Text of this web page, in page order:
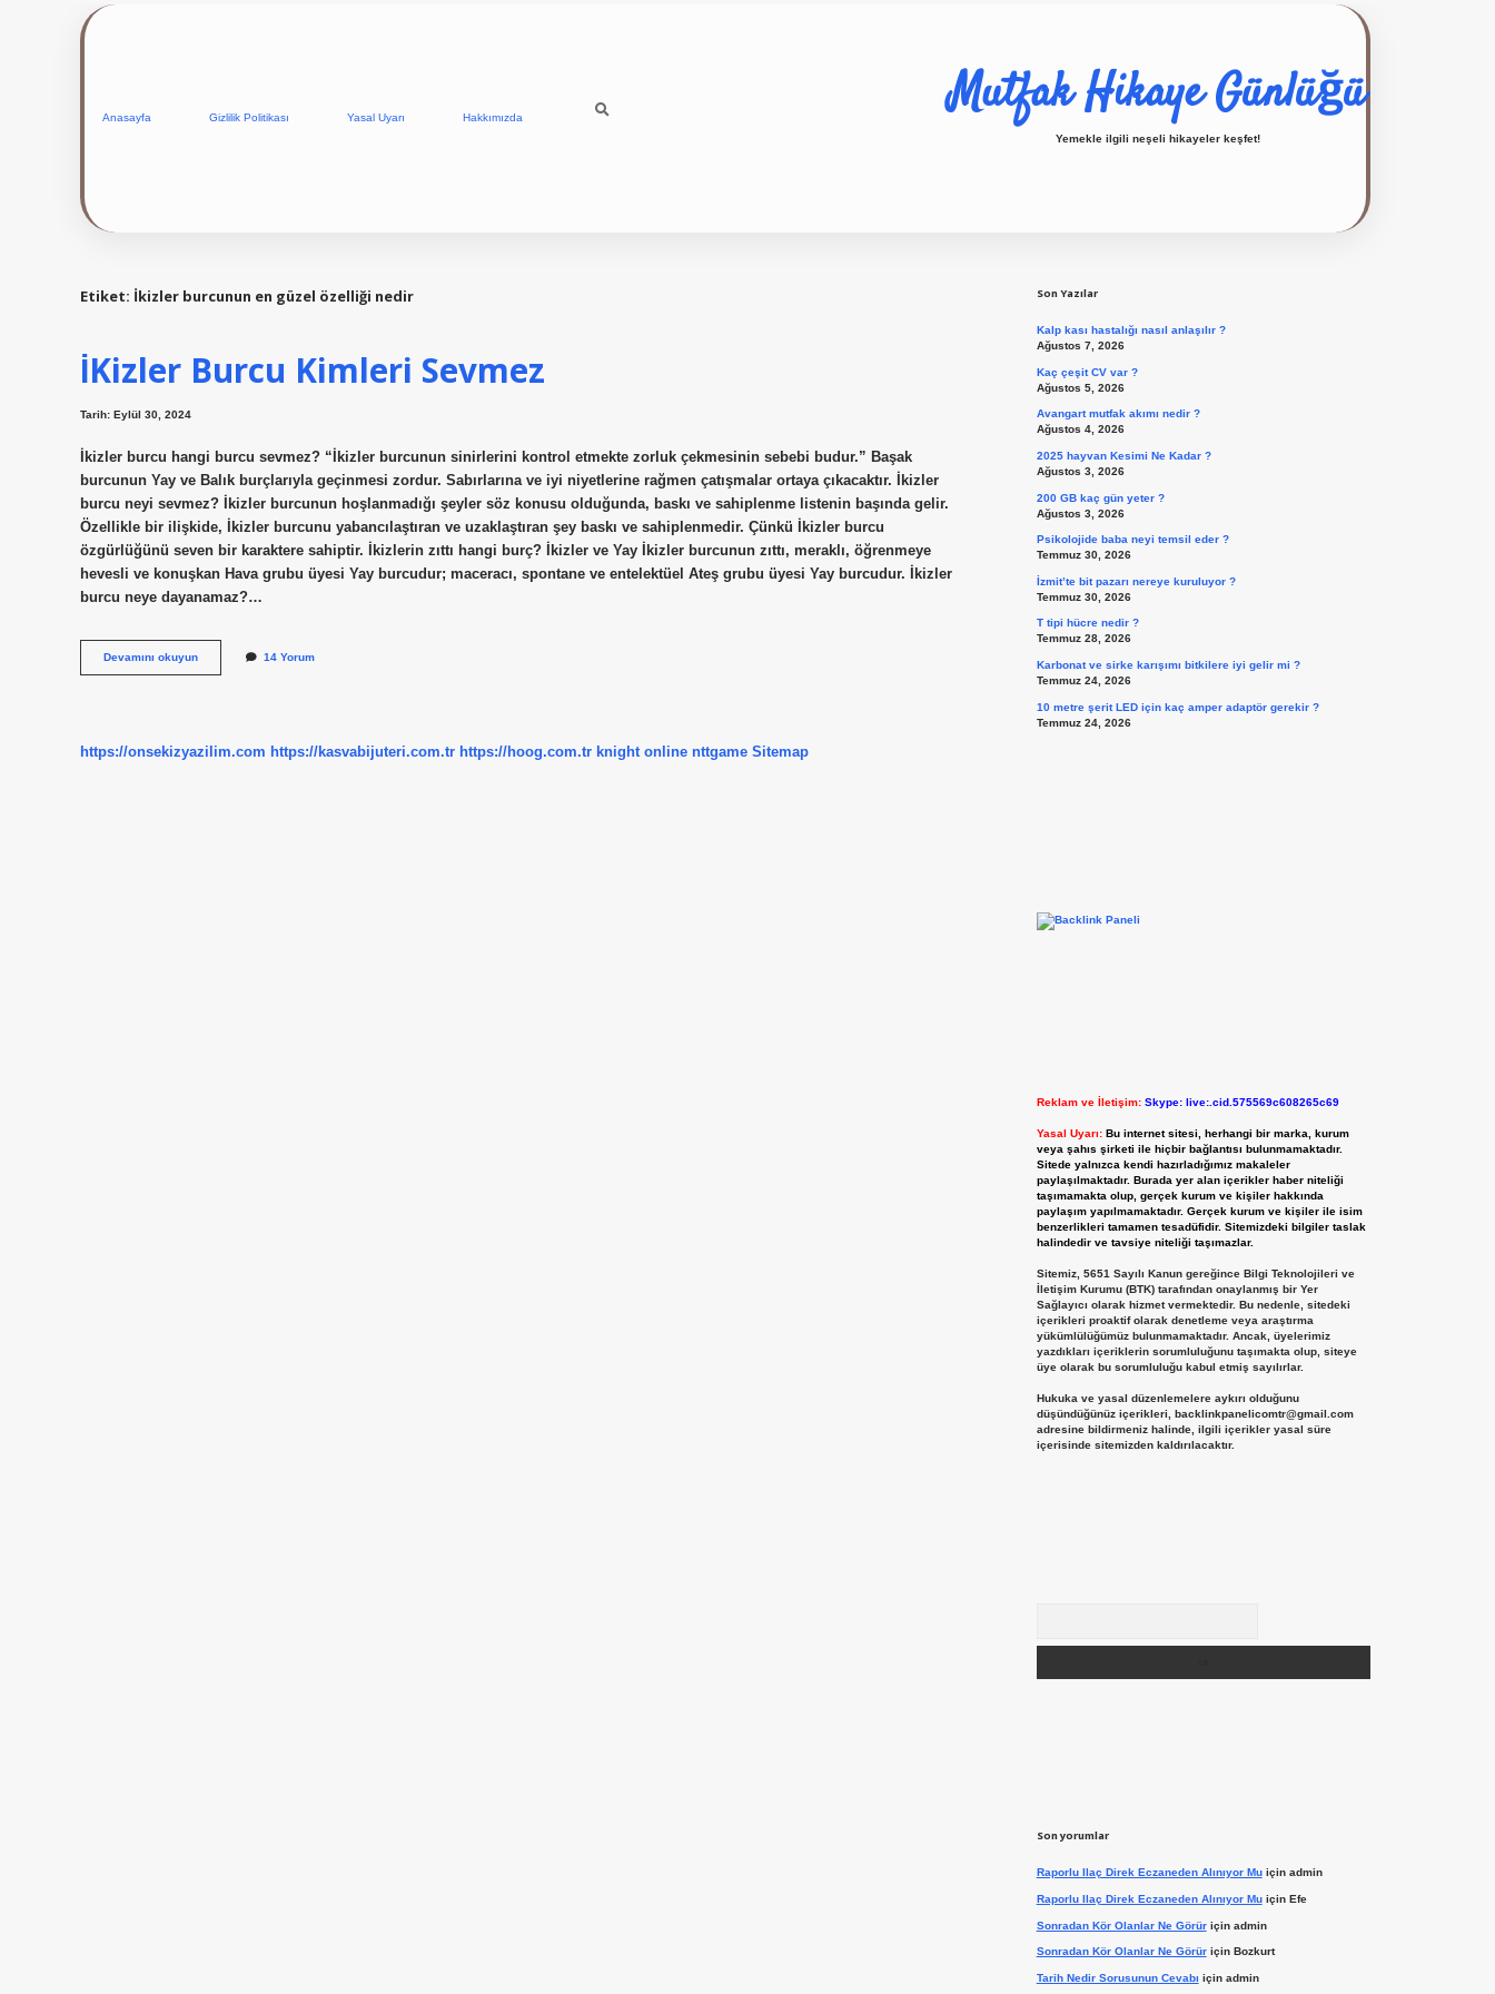
Anasayfa Gizlilik Politikası Yasal Uyarı Hakkımızda Mutfak Hikaye Günlüğü
Yemekle ilgili neşeli hikayeler keşfet!
Etiket: İkizler burcunun en güzel özelliği nedir
İKizler Burcu Kimleri Sevmez
Tarih: Eylül 30, 2024
İkizler burcu hangi burcu sevmez? “İkizler burcunun sinirlerini kontrol etmekte zorluk çekmesinin sebebi budur.” Başak
burcunun Yay ve Balık burçlarıyla geçinmesi zordur. Sabırlarına ve iyi niyetlerine rağmen çatışmalar ortaya çıkacaktır. İkizler
burcu neyi sevmez? İkizler burcunun hoşlanmadığı şeyler söz konusu olduğunda, baskı ve sahiplenme listenin başında gelir.
Özellikle bir ilişkide, İkizler burcunu yabancılaştıran ve uzaklaştıran şey baskı ve sahiplenmedir. Çünkü İkizler burcu
özgürlüğünü seven bir karaktere sahiptir. İkizlerin zıttı hangi burç? İkizler ve Yay İkizler burcunun zıttı, meraklı, öğrenmeye
hevesli ve konuşkan Hava grubu üyesi Yay burcudur; maceracı, spontane ve entelektüel Ateş grubu üyesi Yay burcudur. İkizler
burcu neye dayanamaz?…
Devamını okuyunİKizler
Burcu
14 Yorum
https://onsekizyazilim.com https://kasvabijuteri.com.tr https://hoog.com.tr knight online nttgame Sitemap
Son Yazılar
Kalp kası hastalığı nasıl anlaşılır ?
Ağustos 7, 2026
Kaç çeşit CV var ?
Ağustos 5, 2026
Avangart mutfak akımı nedir ?
Ağustos 4, 2026
2025 hayvan Kesimi Ne Kadar ?
Ağustos 3, 2026
200 GB kaç gün yeter ?
Ağustos 3, 2026
Psikolojide baba neyi temsil eder ?
Temmuz 30, 2026
İzmit’te bit pazarı nereye kuruluyor ?
Temmuz 30, 2026
T tipi hücre nedir ?
Temmuz 28, 2026
Karbonat ve sirke karışımı bitkilere iyi gelir mi ?
Temmuz 24, 2026
10 metre şerit LED için kaç amper adaptör gerekir ?
Temmuz 24, 2026
Reklam ve İletişim: Skype: live:.cid.575569c608265c69
Yasal Uyarı: Bu internet sitesi, herhangi bir marka, kurum
veya şahıs şirketi ile hiçbir bağlantısı bulunmamaktadır.
Sitede yalnızca kendi hazırladığımız makaleler
paylaşılmaktadır. Burada yer alan içerikler haber niteliği
taşımamakta olup, gerçek kurum ve kişiler hakkında
paylaşım yapılmamaktadır. Gerçek kurum ve kişiler ile isim
benzerlikleri tamamen tesadüfidir. Sitemizdeki bilgiler taslak
halindedir ve tavsiye niteliği taşımazlar.
Sitemiz, 5651 Sayılı Kanun gereğince Bilgi Teknolojileri ve
İletişim Kurumu (BTK) tarafından onaylanmış bir Yer
Sağlayıcı olarak hizmet vermektedir. Bu nedenle, sitedeki
içerikleri proaktif olarak denetleme veya araştırma
yükümlülüğümüz bulunmamaktadır. Ancak, üyelerimiz
yazdıkları içeriklerin sorumluluğunu taşımakta olup, siteye
üye olarak bu sorumluluğu kabul etmiş sayılırlar.
Hukuka ve yasal düzenlemelere aykırı olduğunu
düşündüğünüz içerikleri, backlinkpanelicomtr@gmail.com
adresine bildirmeniz halinde, ilgili içerikler yasal süre
içerisinde sitemizden kaldırılacaktır.
Son yorumlar
Raporlu Ilaç Direk Eczaneden Alınıyor Muiçin admin
Raporlu Ilaç Direk Eczaneden Alınıyor Muiçin Efe
Sonradan Kör Olanlar Ne Görüriçin admin
Sonradan Kör Olanlar Ne Görüriçin Bozkurt
Tarih Nedir Sorusunun Cevabı için admin